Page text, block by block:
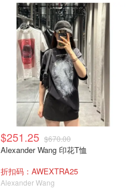
$251.25 $670.00
Alexander Wang 印花T恤
折扣码：AWEXTRA25
Alexander Wang